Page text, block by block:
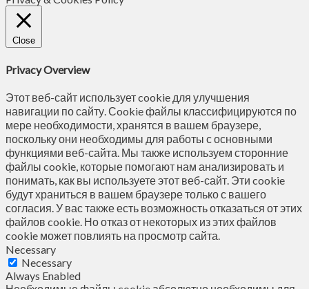
Close
Privacy Overview
Этот веб-сайт использует cookie для улучшения
навигации по сайту. Сookie файлы классифицируются по
мере необходимости, хранятся в вашем браузере,
поскольку они необходимы для работы с основными
функциями веб-сайта. Мы также используем сторонние
файлы cookie, которые помогают нам анализировать и
понимать, как вы используете этот веб-сайт. Эти cookie
будут храниться в вашем браузере только с вашего
согласия. У вас также есть возможность отказаться от этих
файлов cookie. Но отказ от некоторых из этих файлов
cookie может повлиять на просмотр сайта.
Necessary
Necessary
Always Enabled